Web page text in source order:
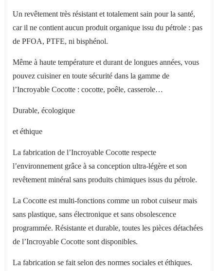
Un revêtement très résistant et totalement sain pour la santé,
car il ne contient aucun produit organique issu du pétrole : pas
de PFOA, PTFE, ni bisphénol.
Même à haute température et durant de longues années, vous
pouvez cuisiner en toute sécurité dans la gamme de
l’Incroyable Cocotte : cocotte, poêle, casserole…
Durable, écologique
et éthique
La fabrication de l’Incroyable Cocotte respecte
l’environnement grâce à sa conception ultra-légère et son
revêtement minéral sans produits chimiques issus du pétrole.
La Cocotte est multi-fonctions comme un robot cuiseur mais
sans plastique, sans électronique et sans obsolescence
programmée. Résistante et durable, toutes les pièces détachées
de l’Incroyable Cocotte sont disponibles.
La fabrication se fait selon des normes sociales et éthiques.